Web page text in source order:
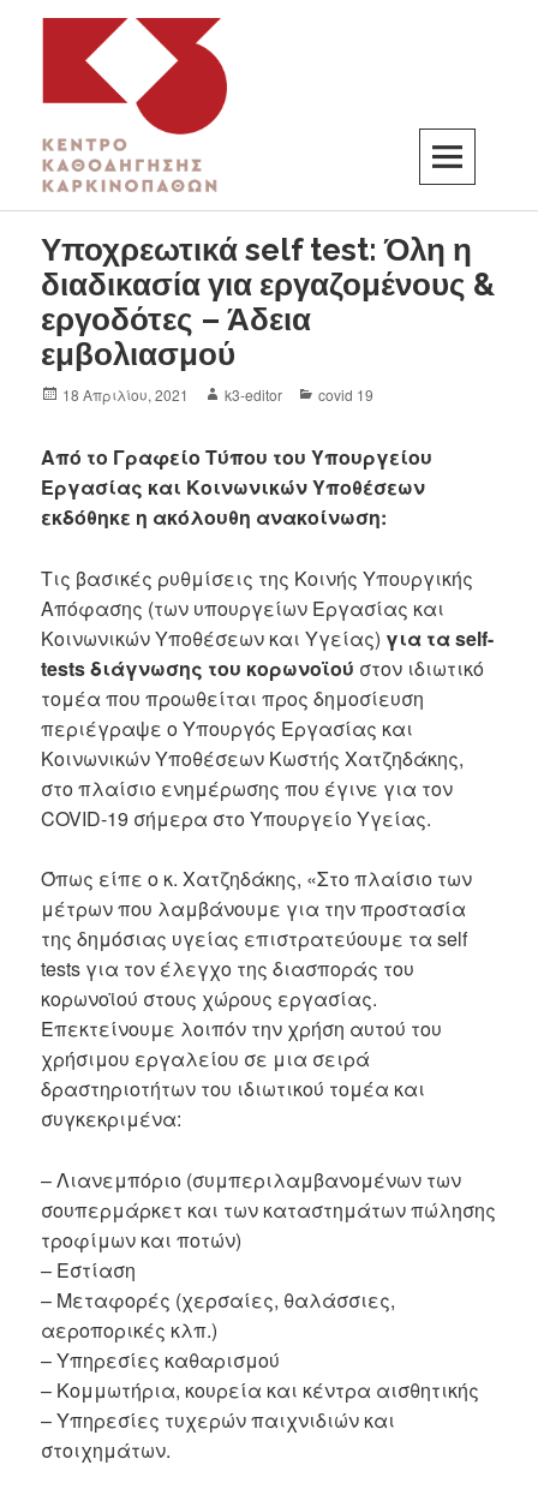
K3
ΚΕΝΤΡΟ ΚΑΘΟΔΗΓΗΣΗΣ ΚΑΡΚΙΝΟΠΑΘΩΝ
Υποχρεωτικά self test: Όλη η
διαδικασία για εργαζομένους &
εργοδότες – Άδεια
εμβολιασμού
18 Απριλίου, 2021 k3-editor covid 19
Από το Γραφείο Τύπου του Υπουργείου
Εργασίας και Κοινωνικών Υποθέσεων
εκδόθηκε η ακόλουθη ανακοίνωση:
Τις βασικές ρυθμίσεις της Κοινής Υπουργικής
Απόφασης (των υπουργείων Εργασίας και
Κοινωνικών Υποθέσεων και Υγείας) για τα self-
tests διάγνωσης του κορωνοϊού στον ιδιωτικό
τομέα που προωθείται προς δημοσίευση
περιέγραψε ο Υπουργός Εργασίας και
Κοινωνικών Υποθέσεων Κωστής Χατζηδάκης,
στο πλαίσιο ενημέρωσης που έγινε για τον
COVID-19 σήμερα στο Υπουργείο Υγείας.
Όπως είπε ο κ. Χατζηδάκης, «Στο πλαίσιο των
μέτρων που λαμβάνουμε για την προστασία
της δημόσιας υγείας επιστρατεύουμε τα self
tests για τον έλεγχο της διασποράς του
κορωνοϊού στους χώρους εργασίας.
Επεκτείνουμε λοιπόν την χρήση αυτού του
χρήσιμου εργαλείου σε μια σειρά
δραστηριοτήτων του ιδιωτικού τομέα και
συγκεκριμένα:
– Λιανεμπόριο (συμπεριλαμβανομένων των
σουπερμάρκετ και των καταστημάτων πώλησης
τροφίμων και ποτών)
– Εστίαση
– Μεταφορές (χερσαίες, θαλάσσιες,
αεροπορικές κλπ.)
– Υπηρεσίες καθαρισμού
– Κομμωτήρια, κουρεία και κέντρα αισθητικής
– Υπηρεσίες τυχερών παιχνιδιών και
στοιχημάτων.